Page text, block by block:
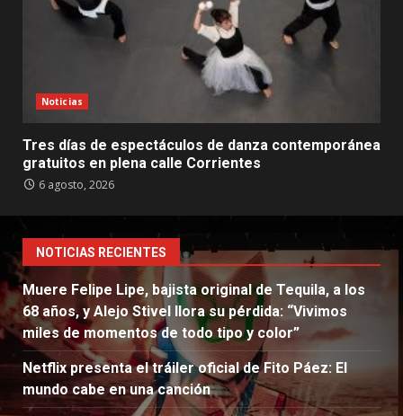
Noticias
Tres días de espectáculos de danza contemporánea
gratuitos en plena calle Corrientes
6 agosto, 2026
NOTICIAS RECIENTES
Muere Felipe Lipe, bajista original de Tequila, a los
68 años, y Alejo Stivel llora su pérdida: “Vivimos
miles de momentos de todo tipo y color”
Netflix presenta el tráiler oficial de Fito Páez: El
mundo cabe en una canción